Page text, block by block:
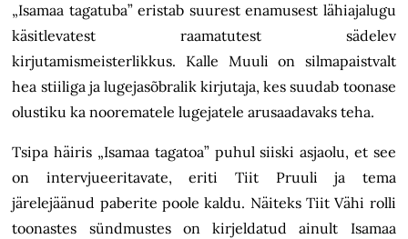
„Isamaa tagatuba” eristab suurest enamusest lähiajalugu
käsitlevatest raamatutest sädelev
kirjutamismeisterlikkus. Kalle Muuli on silmapaistvalt
hea stiiliga ja lugejasõbralik kirjutaja, kes suudab toonase
olustiku ka noorematele lugejatele arusaadavaks teha.
Tsipa häiris „Isamaa tagatoa” puhul siiski asjaolu, et see
on intervjueeritavate, eriti Tiit Pruuli ja tema
järelejäänud paberite poole kaldu. Näiteks Tiit Vähi rolli
toonastes sündmustes on kirjeldatud ainult Isamaa